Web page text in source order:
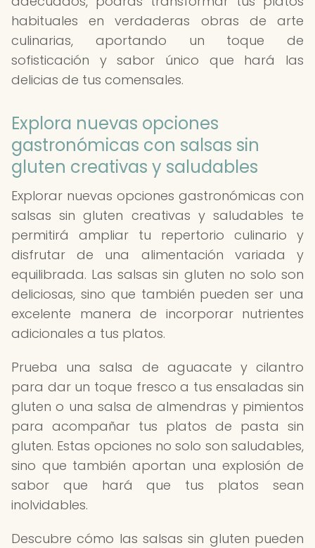
habituales en verdaderas obras de arte
culinarias, aportando un toque de
sofisticación y sabor único que hará las
delicias de tus comensales.
Explora nuevas opciones
gastronómicas con salsas sin
gluten creativas y saludables
Explorar nuevas opciones gastronómicas con
salsas sin gluten creativas y saludables te
permitirá ampliar tu repertorio culinario y
disfrutar de una alimentación variada y
equilibrada. Las salsas sin gluten no solo son
deliciosas, sino que también pueden ser una
excelente manera de incorporar nutrientes
adicionales a tus platos.
Prueba una salsa de aguacate y cilantro
para dar un toque fresco a tus ensaladas sin
gluten o una salsa de almendras y pimientos
para acompañar tus platos de pasta sin
gluten. Estas opciones no solo son saludables,
sino que también aportan una explosión de
sabor que hará que tus platos sean
inolvidables.
Descubre cómo las salsas sin gluten pueden